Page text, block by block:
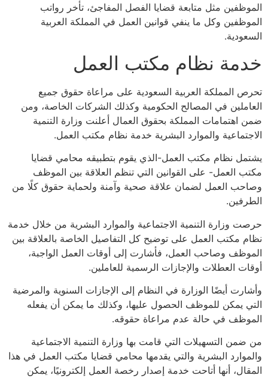
مثل متابعة قضايا الفصل المفاجئ، تأخر رواتب
وكل ما ينفي قوانين العمل في المملكة العربية
نظام مكتب العمل
المملكة العربية السعودية على مراعاة حقوق جميع
في المصالح الحكومية وكذلك الشركات الخاصة، ومن
المملكة بحقوق العمال أعلنت وزارة التنمية
والموارد البشرية خدمة نظام مكتب العمل.
نظام مكتب العمل-الذي يقوم بتطبيقه محامي قضايا
العمل- على القوانين التي تنظم العلاقة بين الموظف
العمل لضمان علاقة صحية وآمنة ولحماية حقوق كلًا من
وزارة التنمية الاجتماعية والموارد البشرية من خلال خدمة
مكتب العمل على توضيح كل التفاصيل الخاصة بالعلاقة بين
وصاحب العمل، فأشارت إلى أوقات العمل الواجبة،
العطلات والإجازات الرسمية للعاملين.
أيضًا الوزارة في النظام إلى الإجازات السنوية والمرضية
يمكن للموظف الحصول عليها، وكذلك ما يمكن أن يفعله
في حالة عدم مراعاة حقوقه.
التسهيلات التي قامت بها وزارة التنمية الاجتماعية
البشرية والتي يقدمها محامي قضايا مكتب العمل في هذا
أنها أتاحت خدمة إصدار رخصة العمل إلكترونيًا، يمكن